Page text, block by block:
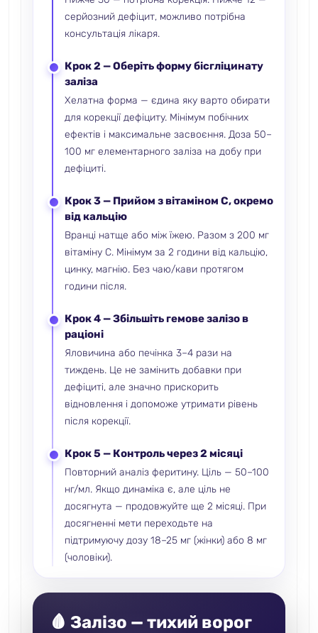
серйозний дефіцит, можливо потрібна
консультація лікаря.
Крок 2 — Оберіть форму бісгліцинату
заліза
Хелатна форма — єдина яку варто обирати
для корекції дефіциту. Мінімум побічних
ефектів і максимальне засвоєння. Доза 50–
100 мг елементарного заліза на добу при
дефіциті.
Крок 3 — Прийом з вітаміном C, окремо
від кальцію
Вранці натще або між їжею. Разом з 200 мг
вітаміну C. Мінімум за 2 години від кальцію,
цинку, магнію. Без чаю/кави протягом
години після.
Крок 4 — Збільшіть гемове залізо в
раціоні
Яловичина або печінка 3–4 рази на
тиждень. Це не замінить добавки при
дефіциті, але значно прискорить
відновлення і допоможе утримати рівень
після корекції.
Крок 5 — Контроль через 2 місяці
Повторний аналіз феритину. Ціль — 50–100
нг/мл. Якщо динаміка є, але ціль не
досягнута — продовжуйте ще 2 місяці. При
досягненні мети переходьте на
підтримуючу дозу 18–25 мг (жінки) або 8 мг
(чоловіки).
🩸 Залізо — тихий ворог